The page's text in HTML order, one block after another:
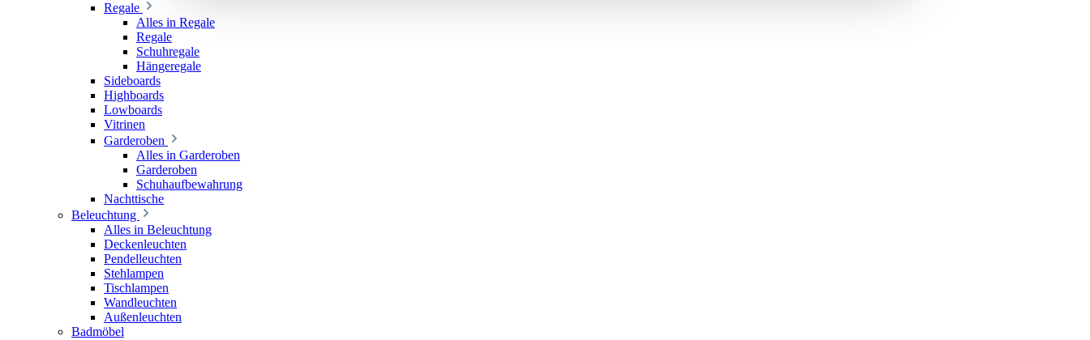
Regale
Alles in Regale
Regale
Schuhregale
Hängeregale
Sideboards
Highboards
Lowboards
Vitrinen
Garderoben
Alles in Garderoben
Garderoben
Schuhaufbewahrung
Nachttische
Beleuchtung
Alles in Beleuchtung
Deckenleuchten
Pendelleuchten
Stehlampen
Tischlampen
Wandleuchten
Außenleuchten
Badmöbel